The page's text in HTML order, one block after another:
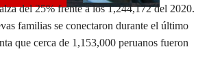
del 25% frente a los 1,244,172 del 2020.
familias se conectaron durante el último
que cerca de 1,153,000 peruanos fueron